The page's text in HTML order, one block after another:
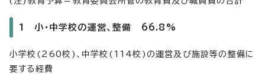
1 小・中学校の運営、整備 66.8%
小学校(260校)、中学校(114校)の運営及び施設等の整備に
要する経費